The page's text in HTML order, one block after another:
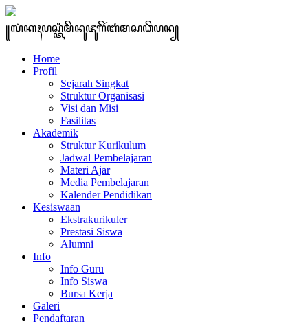
꧋ꦭꦁꦏꦃꦥꦱ꧀ꦠꦶꦩꦼꦤꦸꦗꦸꦒꦼꦂꦧꦁꦩꦱꦣꦼꦥꦤ꧀
Home
Profil
Sejarah Singkat
Struktur Organisasi
Visi dan Misi
Fasilitas
Akademik
Struktur Kurikulum
Jadwal Pembelajaran
Materi Ajar
Media Pembelajaran
Kalender Pendidikan
Kesiswaan
Ekstrakurikuler
Prestasi Siswa
Alumni
Info
Info Guru
Info Siswa
Bursa Kerja
Galeri
Pendaftaran